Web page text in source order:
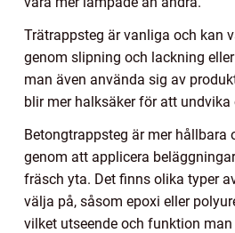
Trätrappsteg är vanliga och kan
genom slipning och lackning
man även använda sig av
blir mer halksäker för att undvika
Betongtrappsteg är mer hållbara
genom att applicera
fräsch yta. Det finns olika typer
välja på, såsom epoxi eller
vilket utseende och funktion man